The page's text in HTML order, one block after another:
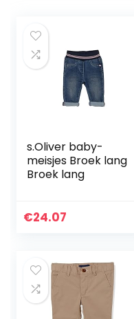
s.Oliver baby-
meisjes Broek lang
Broek lang
€24.07